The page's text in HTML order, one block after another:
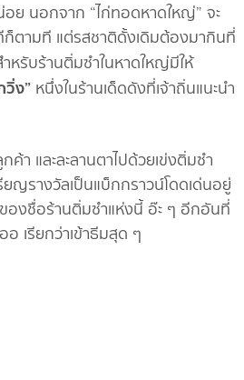
ย นอกจาก “ไก่ทอดหาดใหญ่” จะ
ตามที แต่รสชาติดั้งเดิมต้องมากินที่
หรับร้านติ่มซำในหาดใหญ่มีให้
ง” หนึ่งในร้านเด็ดดังที่เจ้าถิ่นแนะนำ
ค้า และละลานตาไปด้วยเข่งติ่มซำ
ยญรางวัลเป็นแบ็กกราวน์โดดเด่นอยู่
องชื่อร้านติ่มซำแห่งนี้ อ๊ะ ๆ อีกอันที่
เรียกว่าเข้าธีมสุด ๆ